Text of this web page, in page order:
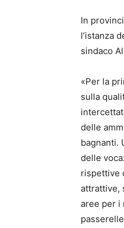
In
l’istanza
sindaco
«Per la
sulla
delle
bagnanti.
delle
rispettive
attrattive,
aree per i